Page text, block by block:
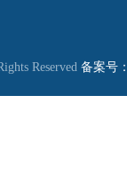
Reserved 备案号